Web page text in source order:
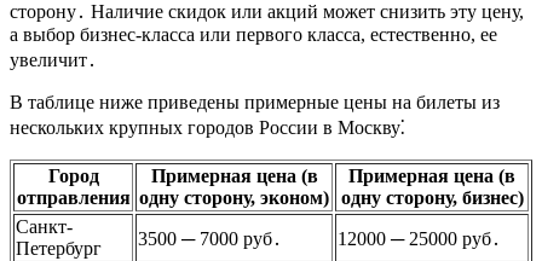
сторону․ Наличие скидок или акций может снизить эту цену,
а выбор бизнес-класса или первого класса, естественно, ее
увеличит․
В таблице ниже приведены примерные цены на билеты из
нескольких крупных городов России в Москву⁚
Город
отправления
Примерная цена (в
одну сторону, эконом)
Примерная цена (в
одну сторону, бизнес)
Санкт-
Петербург
3500 ─ 7000 руб․
12000 ─ 25000 руб․